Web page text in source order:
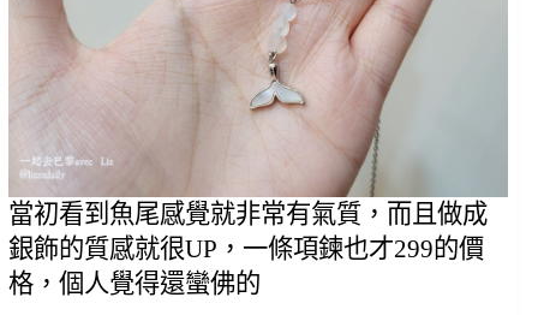
當初看到魚尾感覺就非常有氣質，而且做成
銀飾的質感就很UP，一條項鍊也才299的價
格，個人覺得還蠻佛的